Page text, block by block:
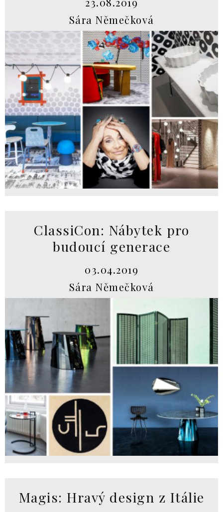
Sára Němečková
ClassiCon: Nábytek pro
budoucí generace
03.04.2019
Sára Němečková
Magis: Hravý design z Itálie